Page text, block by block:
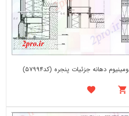
دهانه جزئیات پنجره (کد57994)